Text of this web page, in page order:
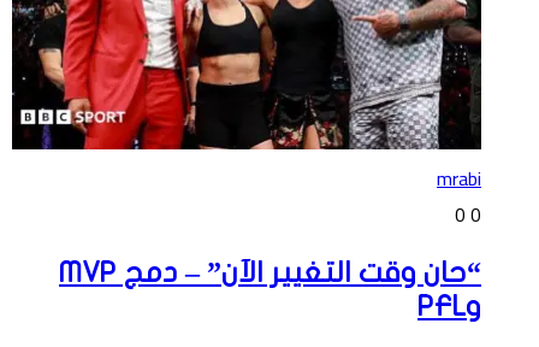
mrabi
0
“حان وقت التغيير الآن” – دمج MVP
وPFL